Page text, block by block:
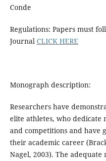
Conde
Regulations: Papers must
Journal CLICK HERE
Monograph description:
Researchers have
elite athletes, who
and competitions and have
their academic career
Nagel, 2003). The